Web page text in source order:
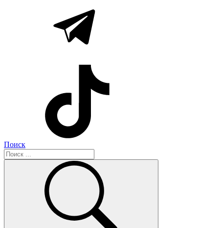
Поиск